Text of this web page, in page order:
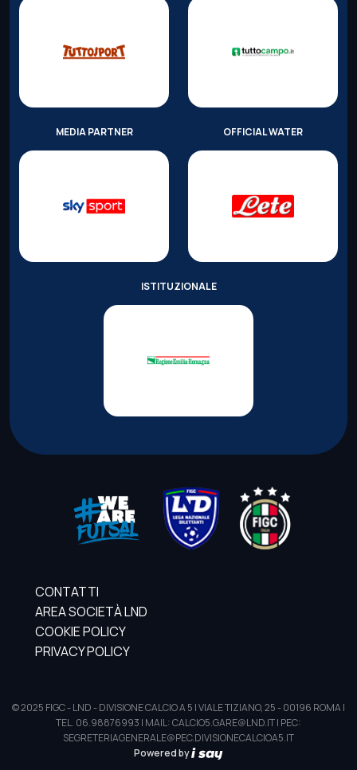
MEDIA PARTNER OFFICIAL WATER
ISTITUZIONALE
CONTATTI
AREA SOCIETÀ LND
COOKIE POLICY
PRIVACY POLICY
© 2025 FIGC - LND - DIVISIONE CALCIO A 5 | VIALE TIZIANO, 25 - 00196 ROMA |
TEL. 06.98876993 | MAIL: CALCIO5.GARE@LND.IT | PEC:
SEGRETERIAGENERALE@PEC.DIVISIONECALCIOA5.IT
Powered by